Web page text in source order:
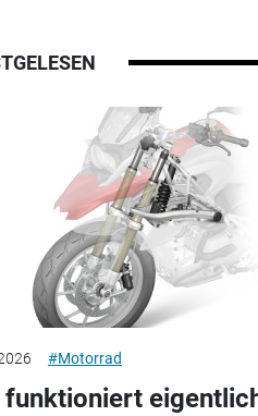
#Motorrad
funktioniert